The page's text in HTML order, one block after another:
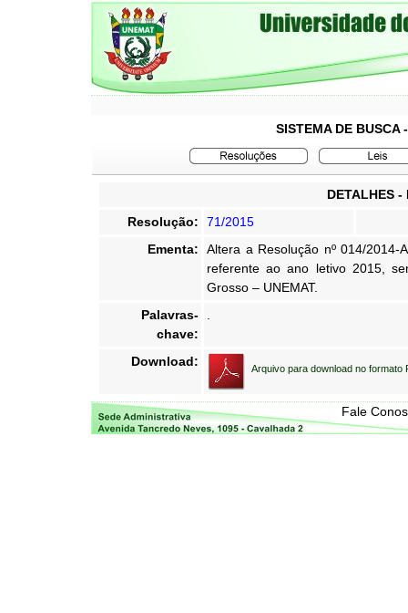
SISTEMA DE BUSCA
DETALHES -
Resolução:
71/2015
Ementa:
Altera a Resolução nº 014/2014-
referente ao ano letivo 2015,
Grosso – UNEMAT.
Palavras-
chave:
Download: Arquivo para download no formato
Fale